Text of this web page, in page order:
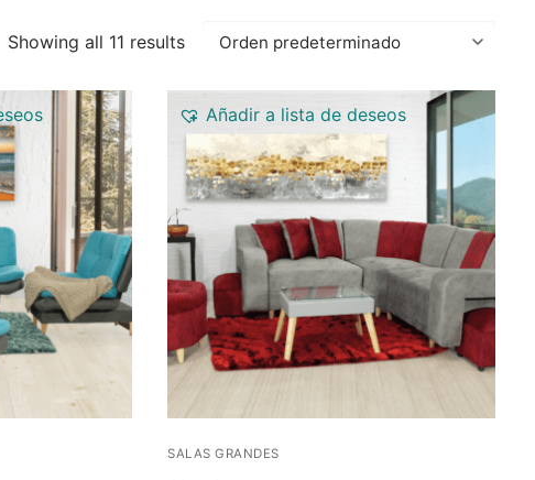
Showing all 11 results
Añadir a lista de deseos
SALAS GRANDES